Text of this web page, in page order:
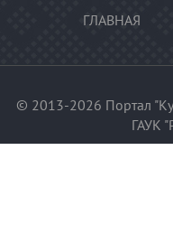
ГЛАВНАЯ
© 2013-2026 Портал
ГАУК